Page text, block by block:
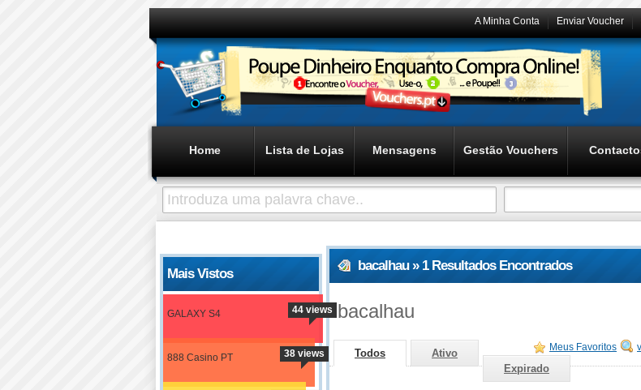
Enviar Voucher
A Minha Conta
Home Lista de Lojas Mensagens Gestão Vouchers
Mais Vistos
GALAXY S4 44 views
888 Casino PT 38 views
bacalhau » 1 Resultados Encontrados
bacalhau
Meus Favoritos
Todos
Ativo
Expirado